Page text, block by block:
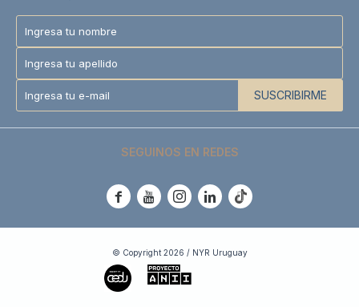
SUSCRIBIRME
SEGUINOS EN REDES
    
© Copyright 2026 / NYR Uruguay